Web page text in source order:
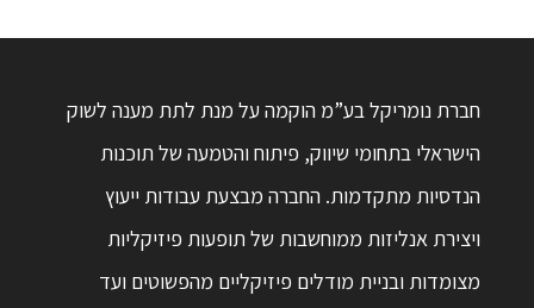
חברת נומריקל בע”מ הוקמה על מנת לתת מענה לשוק
הישראלי בתחומי שיווק, פיתוח והטמעה של תוכנות
הנדסיות מתקדמות. החברה מבצעת עבודות ייעוץ
ויצירת אנליזות ממוחשבות של תופעות פיזיקליות
מצומדות ובניית מודלים פיזיקליים מהפשוטים ועד